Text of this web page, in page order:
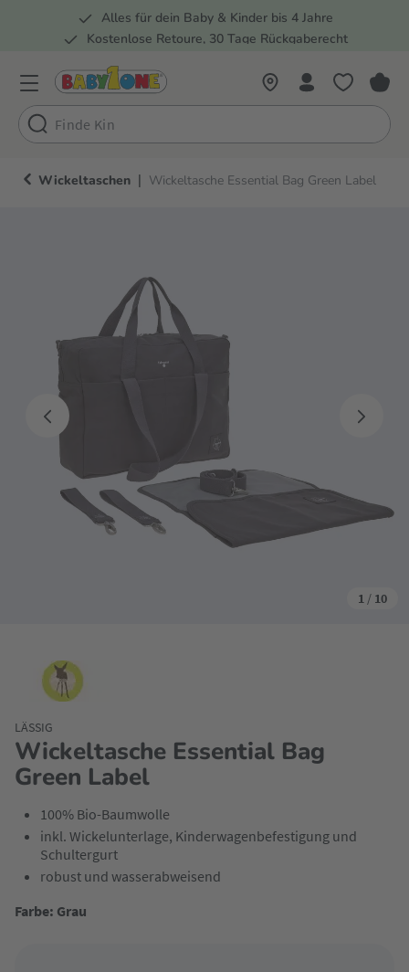
Zur Hauptnavigation springen
Alles für dein Baby & Kinder bis 4 Jahre
Kostenlose Retoure, 30 Tage Rückgaberecht
Wickeltaschen | Wickeltasche Essential Bag Green Label
1 / 10
Wickeltasche Essential Bag
Green Label
LÄSSIG
100% Bio-Baumwolle
inkl. Wickelunterlage, Kinderwagenbefestigung und
Schultergurt
robust und wasserabweisend
Farbe: Grau